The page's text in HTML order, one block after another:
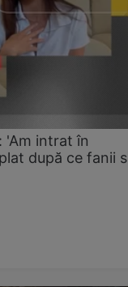
'Am intrat în
după ce fanii